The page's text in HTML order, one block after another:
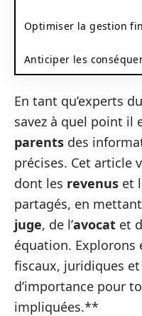
Optimiser la gestion
Anticiper les
En tant qu’experts du
savez à quel point il
parents des
précises. Cet article
dont les revenus et
partagés, en
juge, de l’avocat et
équation. Explorons
fiscaux, juridiques
d’importance pour
impliquées.**